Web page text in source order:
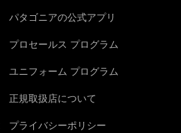
パタゴニアの公式アプリ
プロセールス プログラム
ユニフォーム プログラム
正規取扱店について
プライバシーポリシー